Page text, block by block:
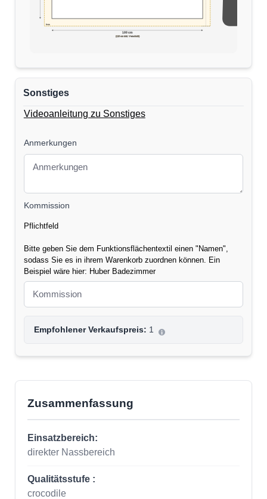
100 cm
(110 cm inkl. Verschnitt)
5cm
Sonstiges
Videoanleitung zu Sonstiges
Anmerkungen
Kommission
Pflichtfeld
Bitte geben Sie dem Funktionsflächentextil einen "Namen",
sodass Sie es in ihrem Warenkorb zuordnen können. Ein
Beispiel wäre hier: Huber Badezimmer
Empfohlener Verkaufspreis: 1
Zusammenfassung
Einsatzbereich:
direkter Nassbereich
Qualitätsstufe :
crocodile